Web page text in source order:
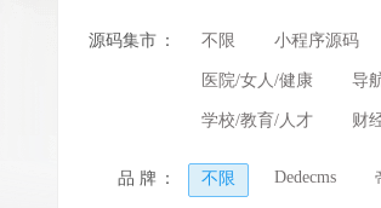
源码集市 ： 不限 小程序源码
医院/女人/健康 导
学校/教育/人才 财
品 牌 ： 不限 Dedecms